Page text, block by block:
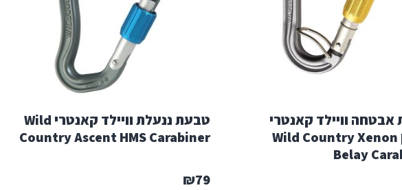
וויילד קאנטרי
קסנון Wild Country Xenon
Belay
₪79
טבעת ננעלת וויילד קאנטרי Wild
Country Ascent HMS Carabiner